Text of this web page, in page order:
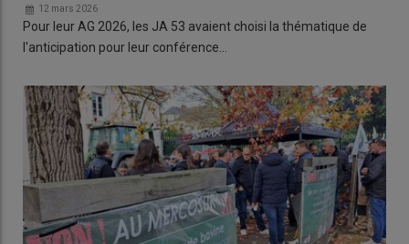
12 mars 2026
Pour leur AG 2026, les JA 53 avaient choisi la thématique de
l'anticipation pour leur conférence…